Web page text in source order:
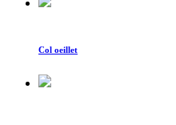
Col oeillet